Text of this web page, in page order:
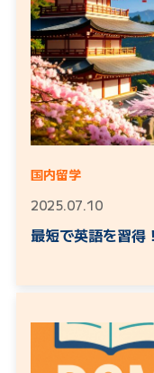
国内留学
2025.07.10
最短で英語を習得